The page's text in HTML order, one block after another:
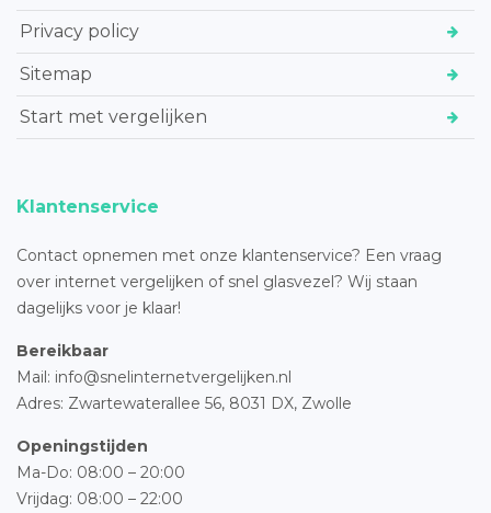
Privacy policy
Sitemap
Start met vergelijken
Klantenservice
Contact opnemen met onze klantenservice? Een vraag
over internet vergelijken of snel glasvezel? Wij staan
dagelijks voor je klaar!
Bereikbaar
Mail: info@snelinternetvergelijken.nl
Adres: Zwartewaterallee 56, 8031 DX, Zwolle
Openingstijden
Ma-Do: 08:00 – 20:00
Vrijdag: 08:00 – 22:00